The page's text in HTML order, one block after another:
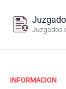
contenidoJuzgados
INFORMACION